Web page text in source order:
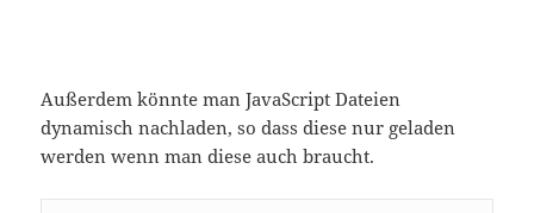
Außerdem könnte man JavaScript Dateien
dynamisch nachladen, so dass diese nur geladen
werden wenn man diese auch braucht.